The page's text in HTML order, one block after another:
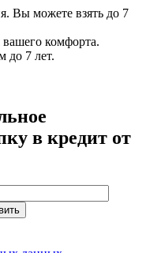
Вы можете взять до 7
комфорта.
до 7 лет.
в кредит от